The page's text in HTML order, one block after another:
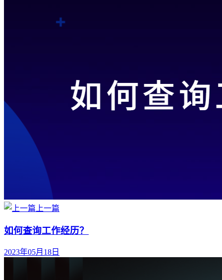
上一篇
如何查询工作经历？
2023年05月18日